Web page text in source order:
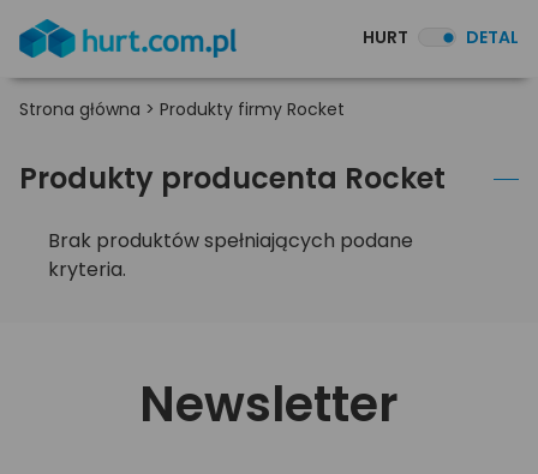
HURT DETAL
Strona główna > Produkty firmy Rocket
Produkty producenta Rocket
Brak produktów spełniających podane
kryteria.
Newsletter